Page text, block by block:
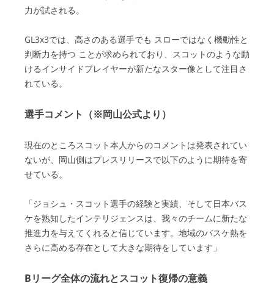
力が試される。
GL3x3では、高さのある選手でも スローではなく機動性と
判断力を持つ ことが求められており、スコットのような動
けるインサイドプレイヤーが新たなスター像として注目さ
れている。
選手コメント（※岡山公式より）
現在のところスコット本人からのコメントは発表されてい
ないが、岡山側はプレスリリースで以下のように期待を寄
せている。
「ジョシュ・スコット選手の経験と実績、そして日本バス
ケを熟知したインテリジェンスは、我々のチームに新たな
推進力を与えてくれると信じています。地域のバスケ熱を
さらに高める存在として大きな期待をしています」
Bリーグ全体の流れとスコット復帰の意義